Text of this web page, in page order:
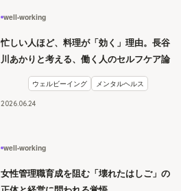
well-working
忙しい人ほど、料理が「効く」理由。長谷
川あかりと考える、働く人のセルフケア論
ウェルビーイング メンタルヘルス
2026 0624
well-working
女性管理職育成を阻む「壊れたはしご」の